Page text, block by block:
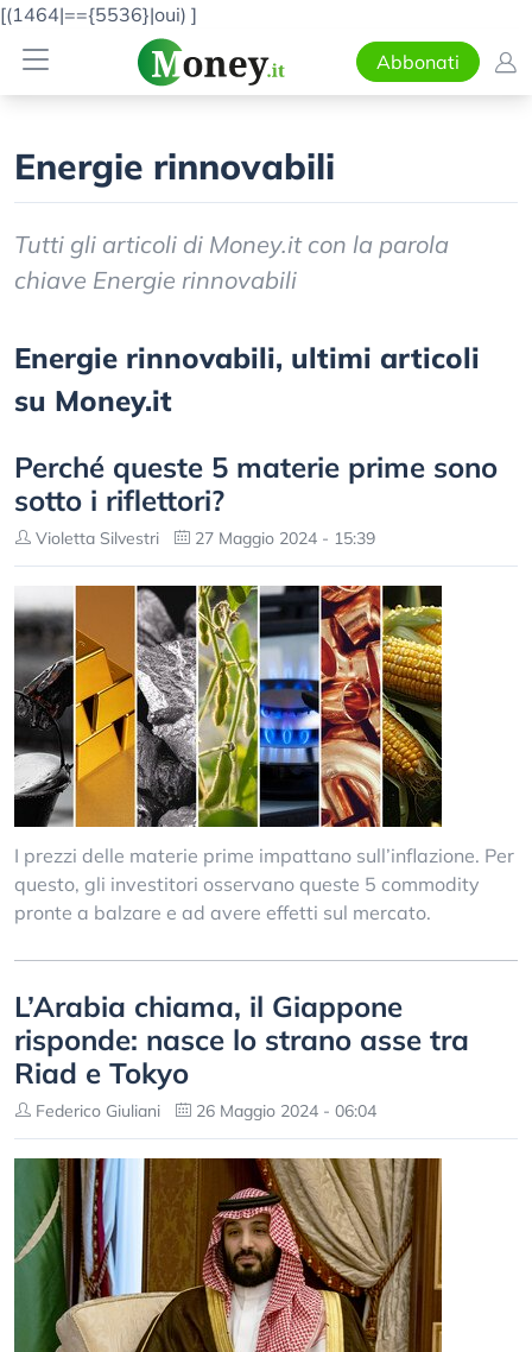
[(1464|=={5536}|oui) ]
Abbonati
Energie rinnovabili
Tutti gli articoli di Money.it con la parola
chiave Energie rinnovabili
Energie rinnovabili, ultimi articoli
su Money.it
Perché queste 5 materie prime sono
sotto i riflettori?
Violetta Silvestri 27 Maggio 2024 - 15:39
I prezzi delle materie prime impattano sull’inflazione. Per
questo, gli investitori osservano queste 5 commodity
pronte a balzare e ad avere effetti sul mercato.
L’Arabia chiama, il Giappone
risponde: nasce lo strano asse tra
Riad e Tokyo
Federico Giuliani 26 Maggio 2024 - 06:04